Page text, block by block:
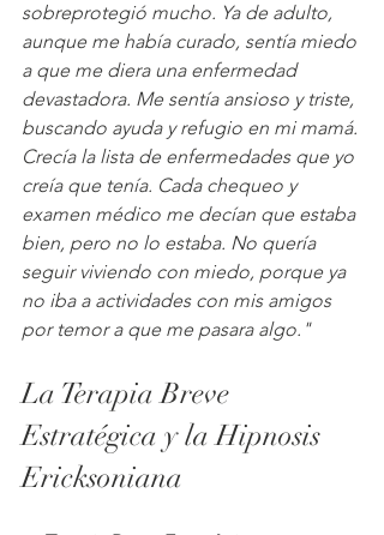
sobreprotegió mucho. Ya de adulto,
aunque me había curado, sentía miedo
a que me diera una enfermedad
devastadora. Me sentía ansioso y triste,
buscando ayuda y refugio en mi mamá.
Crecía la lista de enfermedades que yo
creía que tenía. Cada chequeo y
examen médico me decían que estaba
bien, pero no lo estaba. No quería
seguir viviendo con miedo, porque ya
no iba a actividades con mis amigos
por temor a que me pasara algo."
La Terapia Breve
Estratégica y la Hipnosis
Ericksoniana